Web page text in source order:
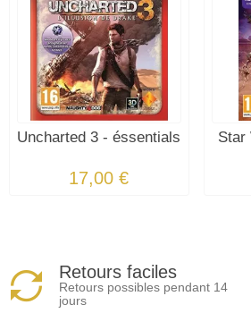
Uncharted 3 - éssentials
17,00 €
Star
Retours faciles
Retours possibles pendant 14
jours